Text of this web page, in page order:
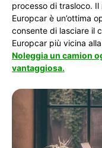
processo di trasloco.
Europcar è un’ottima
consente di lasciare il
Europcar più vicina
Noleggia un camion
vantaggiosa.